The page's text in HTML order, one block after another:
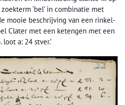
‘bel’ in combinatie met
mooie beschrijving van een rinkel-
Clater met een ketengen met een
a: 24 stver.’